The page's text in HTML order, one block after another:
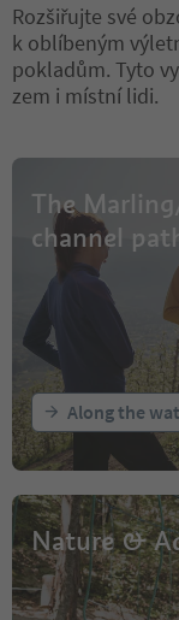
Rozšiřujte své
k oblíbeným
pokladům. Tyto
zem i místní lidi.
The
channel
Along the
Nature &